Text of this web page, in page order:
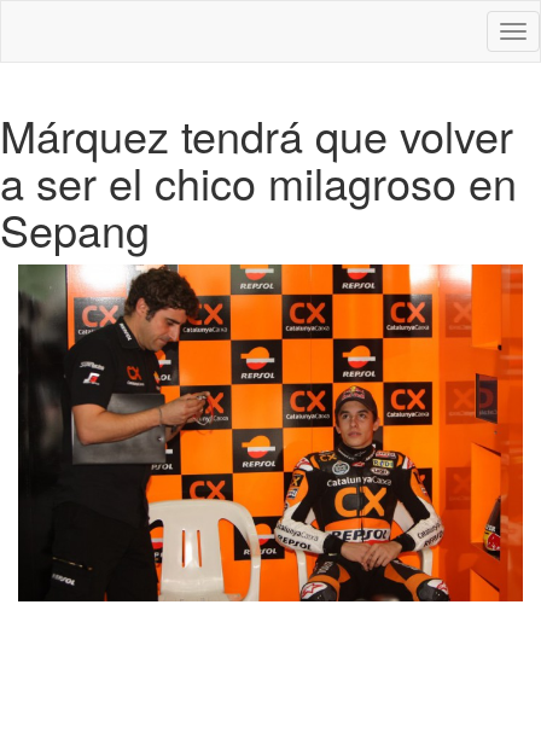
Márquez tendrá que volver
a ser el chico milagroso en
Sepang